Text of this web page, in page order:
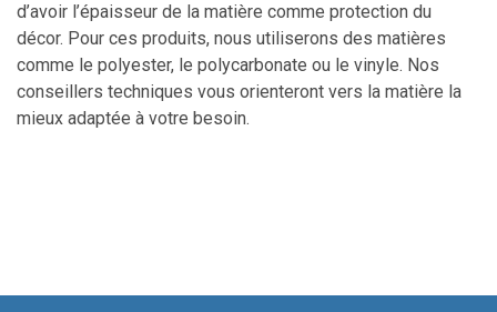
d’avoir l’épaisseur de la matière comme protection du
décor. Pour ces produits, nous utiliserons des matières
comme le polyester, le polycarbonate ou le vinyle. Nos
conseillers techniques vous orienteront vers la matière la
mieux adaptée à votre besoin.